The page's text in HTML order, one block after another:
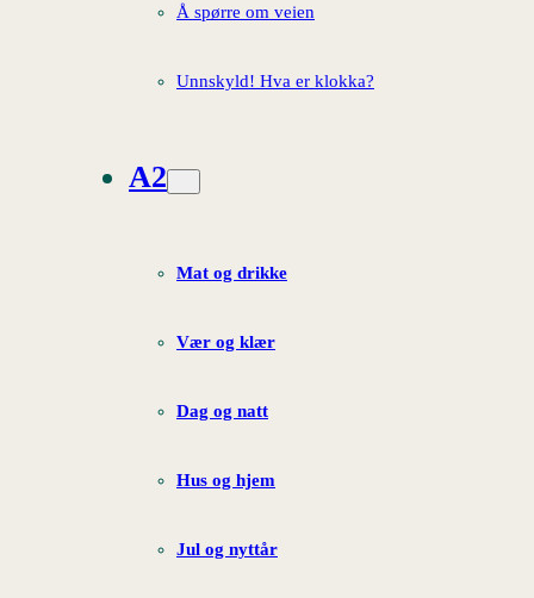
Å spørre om veien
Unnskyld! Hva er klokka?
A2
Mat og drikke
Vær og klær
Dag og natt
Hus og hjem
Jul og nyttår